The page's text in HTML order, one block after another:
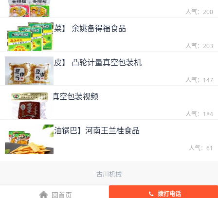
2019-09-25 人气：200
【客户实拍-酱菜】 余姚备得福食品
2019-09-25 人气：203
【客户实拍-豆皮】 凸轮计量真空包装机
2019-09-25 人气：147
沈师傅鸡蛋干真空包装视频
2019-09-25 人气：184
【客户实拍-红油锅巴】河南王兰桂食品
2019-09-25 人气：61
回首页 拨打电话
古川机械